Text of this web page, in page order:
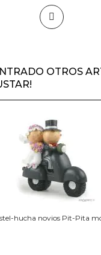
OTROS
hucha novios Pit-Pita